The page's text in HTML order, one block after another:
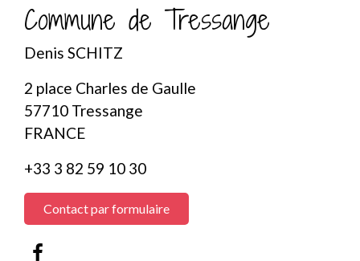
Commune de Tressange
Denis SCHITZ
2 place Charles de Gaulle
57710 Tressange
FRANCE
+33 3 82 59 10 30
Contact par formulaire